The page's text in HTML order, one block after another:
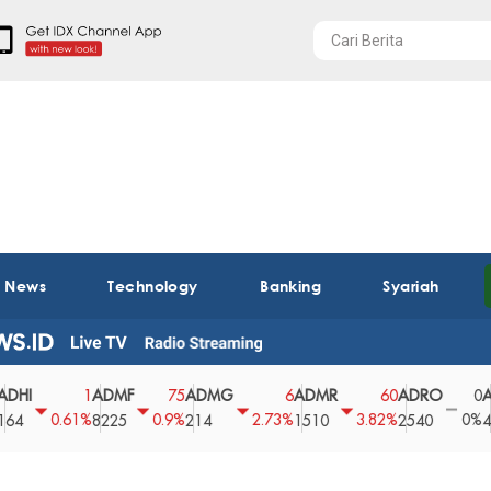
Technology Banking Syariah
0.61%8225
75
0.9%
ADMG
214
2.73%
ADMR
1510
60
3.82%
ADRO
2540
0
0%
AEGS